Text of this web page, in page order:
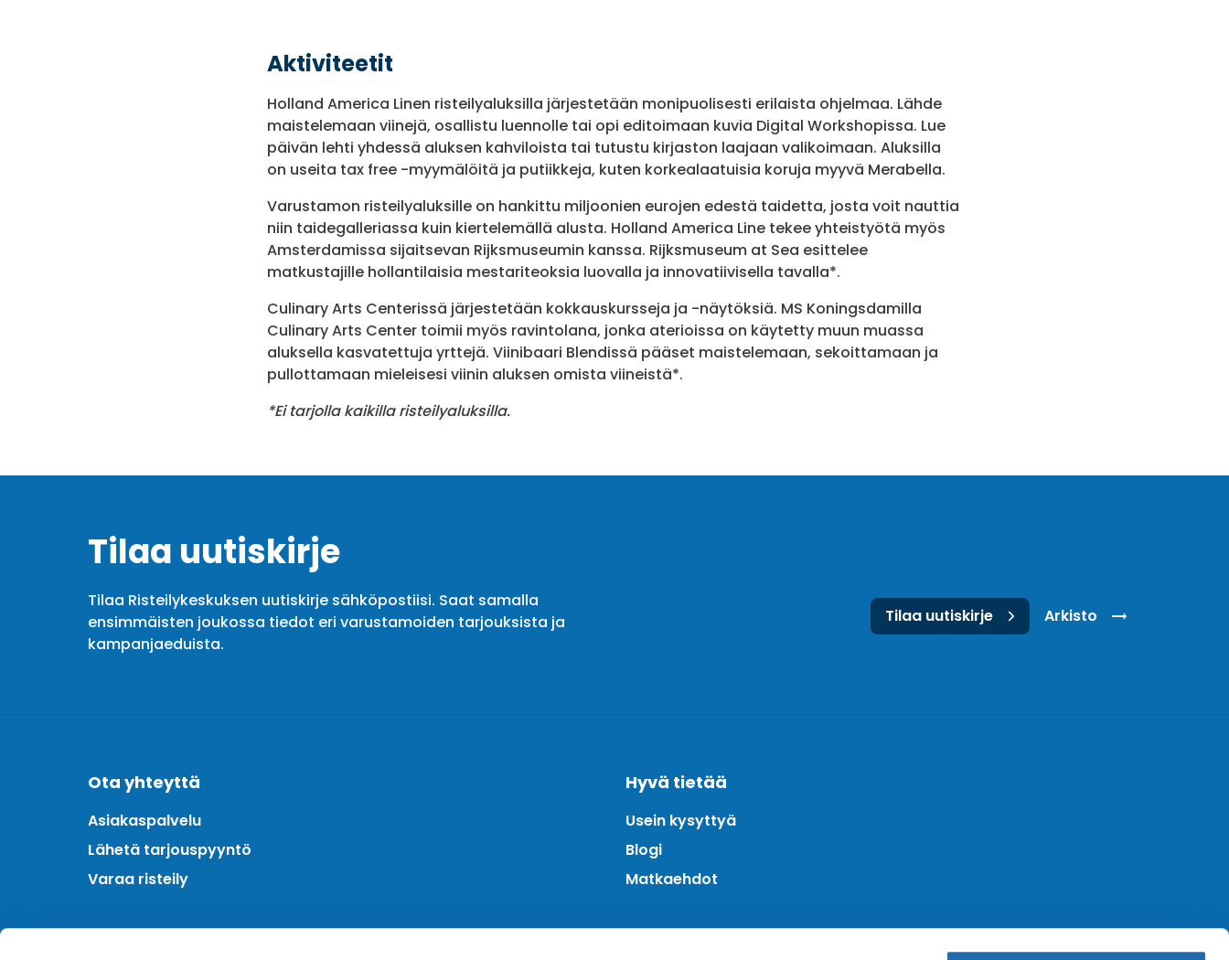
Aktiviteetit
Holland America Linen risteilyaluksilla järjestetään monipuolisesti erilaista ohjelmaa. Lähde
maistelemaan viinejä, osallistu luennolle tai opi editoimaan kuvia Digital Workshopissa. Lue
päivän lehti yhdessä aluksen kahviloista tai tutustu kirjaston laajaan valikoimaan. Aluksilla
on useita tax free -myymälöitä ja putiikkeja, kuten korkealaatuisia koruja myyvä Merabella.
Varustamon risteilyaluksille on hankittu miljoonien eurojen edestä taidetta, josta voit nauttia
niin taidegalleriassa kuin kiertelemällä alusta. Holland America Line tekee yhteistyötä myös
Amsterdamissa sijaitsevan Rijksmuseumin kanssa. Rijksmuseum at Sea esittelee
matkustajille hollantilaisia mestariteoksia luovalla ja innovatiivisella tavalla*.
Culinary Arts Centerissä järjestetään kokkauskursseja ja -näytöksiä. MS Koningsdamilla
Culinary Arts Center toimii myös ravintolana, jonka aterioissa on käytetty muun muassa
aluksella kasvatettuja yrttejä. Viinibaari Blendissä pääset maistelemaan, sekoittamaan ja
pullottamaan mieleisesi viinin aluksen omista viineistä*.
*Ei tarjolla kaikilla risteilyaluksilla.
Tilaa uutiskirje
Tilaa Risteilykeskuksen uutiskirje sähköpostiisi. Saat samalla
ensimmäisten joukossa tiedot eri varustamoiden tarjouksista ja
kampanjaeduista.
Tilaa uutiskirje Arkisto
Ota yhteyttä
Asiakaspalvelu
Lähetä tarjouspyyntö
Varaa risteily
Hyvä tietää
Usein kysyttyä
Blogi
Matkaehdot
Meistä